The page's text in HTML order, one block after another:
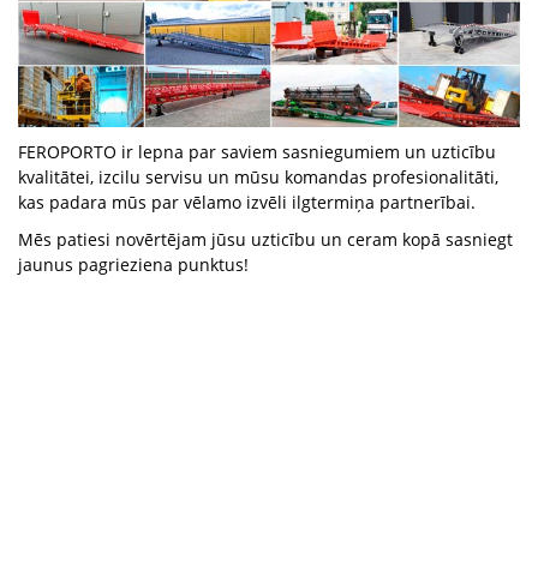
FEROPORTO ir lepna par saviem sasniegumiem un uzticību
kvalitātei, izcilu servisu un mūsu komandas profesionalitāti,
kas padara mūs par vēlamo izvēli ilgtermiņa partnerībai.
Mēs patiesi novērtējam jūsu uzticību un ceram kopā sasniegt
jaunus pagrieziena punktus!